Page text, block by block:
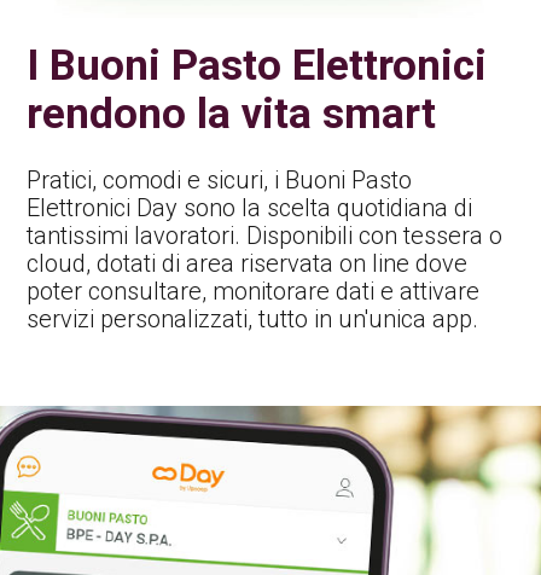
I Buoni Pasto Elettronici
rendono la vita smart
Pratici, comodi e sicuri, i Buoni Pasto
Elettronici Day sono la scelta quotidiana di
tantissimi lavoratori. Disponibili con tessera o
cloud, dotati di area riservata on line dove
poter consultare, monitorare dati e attivare
servizi personalizzati, tutto in un'unica app.